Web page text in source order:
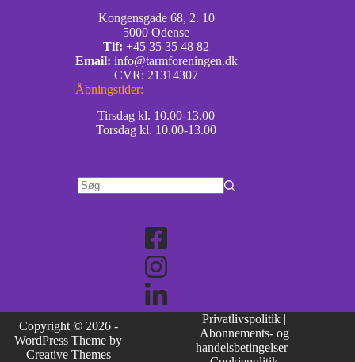
Kongensgade 68, 2. 10
5000 Odense
Tlf: +45 35 35 48 82
Email: info@tarmforeningen.dk
CVR: 21314307
Åbningstider:
Tirsdag kl. 10.00-13.00
Torsdag kl. 10.00-13.00
Copyright © 2026 -
WordPress Theme by
Creative Themes
Privatlivspolitik |
Abonnements- og
handelsbetingelser |